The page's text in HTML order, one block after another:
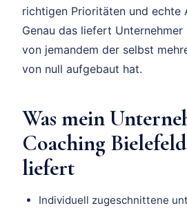
richtigen Prioritäten und echte
Genau das liefert
von jemandem der selbst
von null aufgebaut hat.
Was mein
Coaching
liefert
Individuell zugeschnittene